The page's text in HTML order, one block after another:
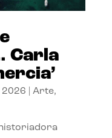
Carla
2026 Arte,